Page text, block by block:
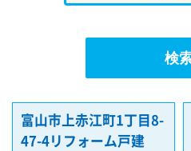
富山市上赤江町1丁目8-
47-4リフォーム戸建